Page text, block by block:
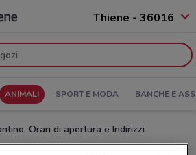
Thiene - 36016
ANIMALI SPORT E MODA BANCHE E
Orari di apertura e Indirizzi